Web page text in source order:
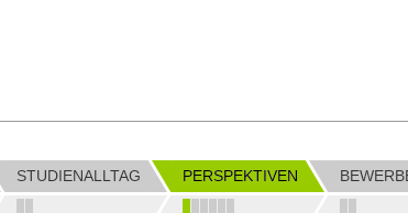
STUDIENALLTAG PERSPEKTIVEN